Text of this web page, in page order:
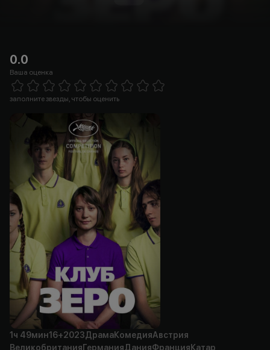
0.0
Ваша оценка
5 Stars
заполните звезды, чтобы оценить
1ч 49мин16+2023ДрамаКомедияАвстрия
Великобритания ГерманияДанияФранция Катар